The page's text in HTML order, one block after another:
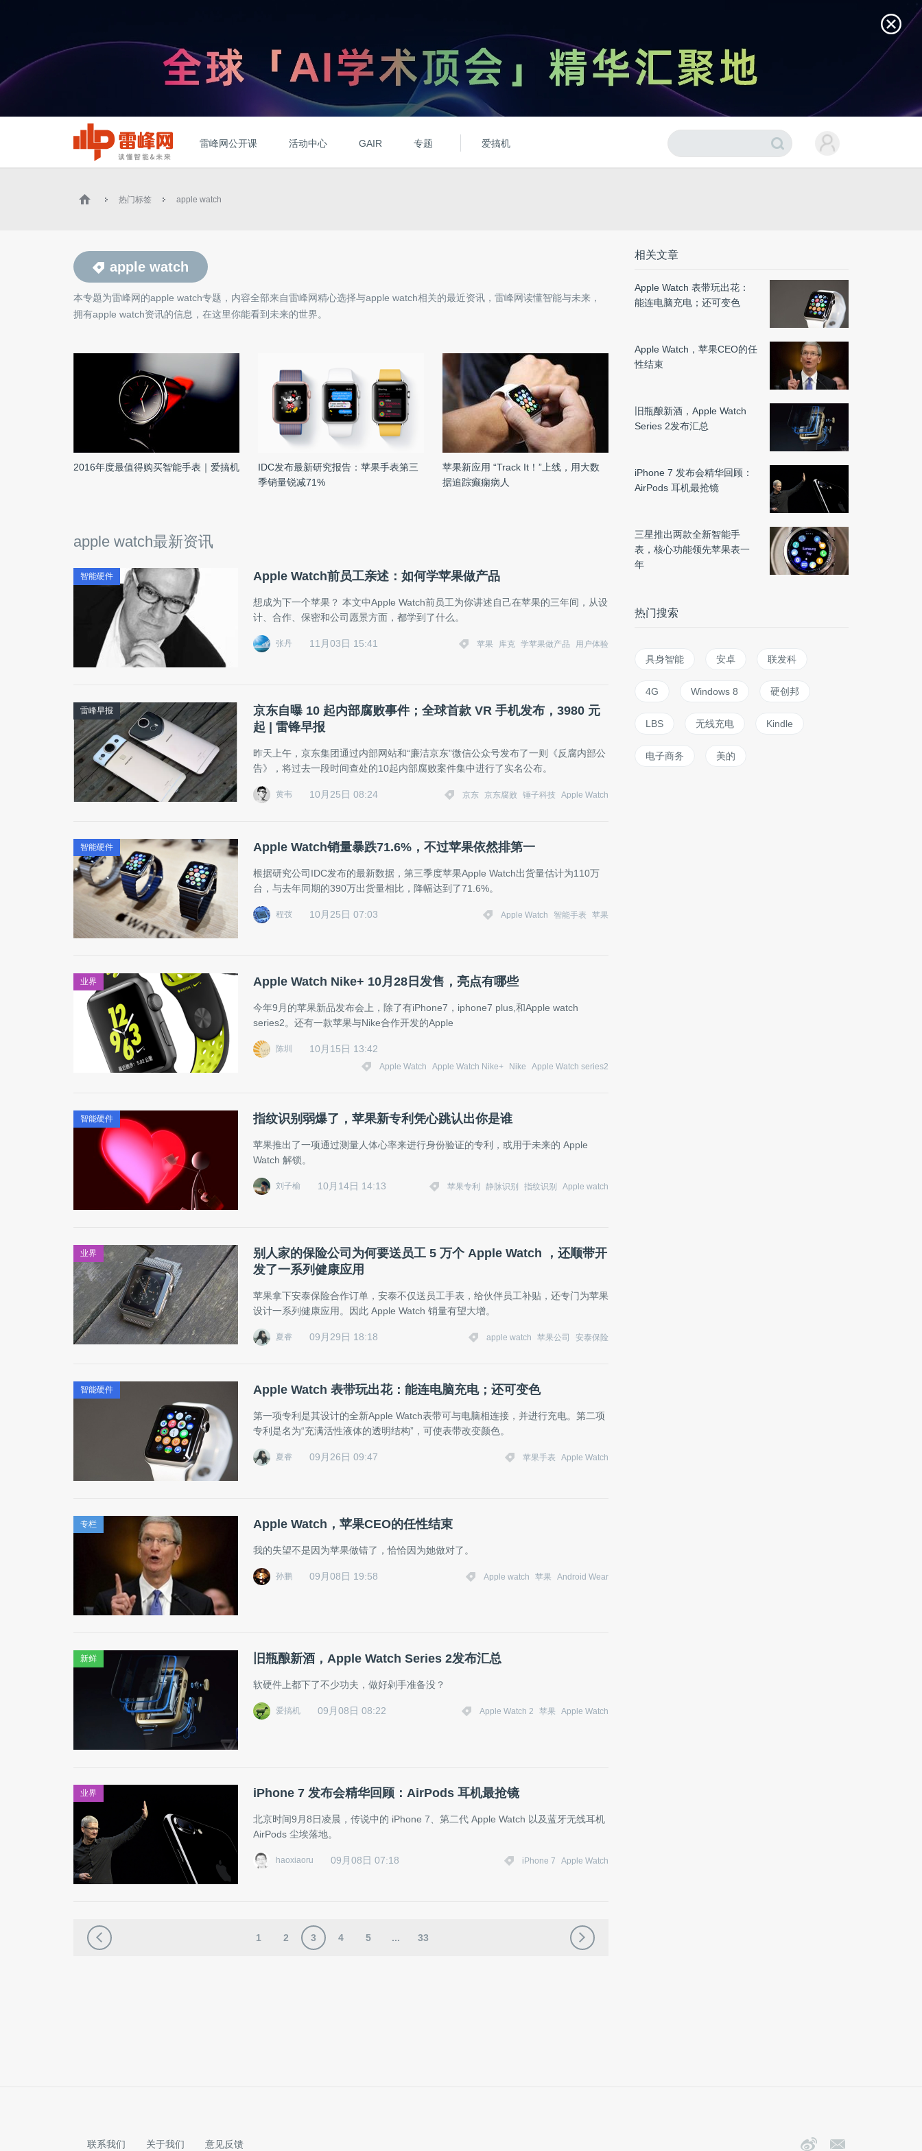
雷峰网公开课 活动中心 GAIR 专题 爱搞机
热门标签 apple watch
apple watch
本专题为雷峰网的apple watch专题，内容全部来自雷峰网精心选择与apple watch相关的最近资讯，雷峰网读懂智能与未来，
拥有apple watch资讯的信息，在这里你能看到未来的世界。
2016年度最值得购买智能手表｜爱搞机
IDC发布最新研究报告：苹果手表第三
季销量锐减71%
苹果新应用 “Track It！”上线，用大数
据追踪癫痫病人
apple watch最新资讯
智能硬件 Apple Watch前员工亲述：如何学苹果做产品
想成为下一个苹果？ 本文中Apple Watch前员工为你讲述自己在苹果的三年间，从设
计、合作、保密和公司愿景方面，都学到了什么。
张丹 11月03日 15:41 苹果 库克 学苹果做产品 用户体验
雷峰早报
京东自曝 10 起内部腐败事件；全球首款 VR 手机发布，3980 元
起 | 雷锋早报
昨天上午，京东集团通过内部网站和“廉洁京东”微信公众号发布了一则《反腐内部公
告》，将过去一段时间查处的10起内部腐败案件集中进行了实名公布。
黄韦 10月25日 08:24 京东 京东腐败 锤子科技 Apple Watch
智能硬件 Apple Watch销量暴跌71.6%，不过苹果依然排第一
根据研究公司IDC发布的最新数据，第三季度苹果Apple Watch出货量估计为110万
台，与去年同期的390万出货量相比，降幅达到了71.6%。
程弢 10月25日 07:03 Apple Watch 智能手表 苹果
业界 Apple Watch Nike+ 10月28日发售，亮点有哪些
今年9月的苹果新品发布会上，除了有iPhone7，iphone7 plus,和Apple watch
series2。还有一款苹果与Nike合作开发的Apple
陈圳 10月15日 13:42
Apple Watch Apple Watch Nike+ Nike Apple Watch series2
智能硬件 指纹识别弱爆了，苹果新专利凭心跳认出你是谁
苹果推出了一项通过测量人体心率来进行身份验证的专利，或用于未来的 Apple
Watch 解锁。
刘子榆 10月14日 14:13 苹果专利 静脉识别 指纹识别 Apple watch
业界
别人家的保险公司为何要送员工 5 万个 Apple Watch ，还顺带开
发了一系列健康应用
苹果拿下安泰保险合作订单，安泰不仅送员工手表，给伙伴员工补贴，还专门为苹果
设计一系列健康应用。因此 Apple Watch 销量有望大增。
夏睿 09月29日 18:18 apple watch 苹果公司 安泰保险
智能硬件 Apple Watch 表带玩出花：能连电脑充电；还可变色
第一项专利是其设计的全新Apple Watch表带可与电脑相连接，并进行充电。第二项
专利是名为“充满活性液体的透明结构”，可使表带改变颜色。
夏睿 09月26日 09:47 苹果手表 Apple Watch
专栏 Apple Watch，苹果CEO的任性结束
我的失望不是因为苹果做错了，恰恰因为她做对了。
孙鹏 09月08日 19:58 Apple watch 苹果 Android Wear
新鲜 旧瓶酿新酒，Apple Watch Series 2发布汇总
软硬件上都下了不少功夫，做好剁手准备没？
爱搞机 09月08日 08:22 Apple Watch 2 苹果 Apple Watch
业界 iPhone 7 发布会精华回顾：AirPods 耳机最抢镜
北京时间9月8日凌晨，传说中的 iPhone 7、第二代 Apple Watch 以及蓝牙无线耳机
AirPods 尘埃落地。
haoxiaoru 09月08日 07:18 iPhone 7 Apple Watch
1 2 3 4 5 ... 33
相关文章
Apple Watch 表带玩出花：
能连电脑充电；还可变色
Apple Watch，苹果CEO的任
性结束
旧瓶酿新酒，Apple Watch
Series 2发布汇总
iPhone 7 发布会精华回顾：
AirPods 耳机最抢镜
三星推出两款全新智能手
表，核心功能领先苹果表一
年
热门搜索
具身智能 安卓 联发科
4G Windows 8 硬创邦
LBS 无线充电 Kindle
电子商务 美的
联系我们 关于我们 意见反馈